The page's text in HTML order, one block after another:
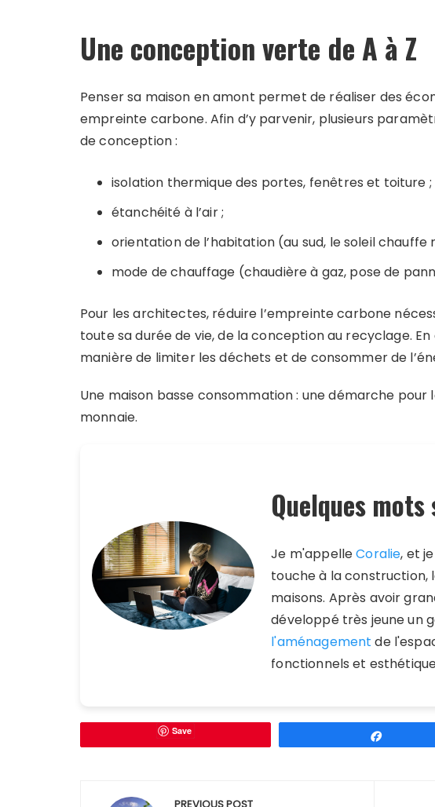
Une conception verte de A à Z
Penser sa maison en amont permet de réaliser des
empreinte carbone. Afin d’y parvenir, plusieurs
de conception :
isolation thermique des portes, fenêtres et toiture ;
étanchéité à l’air ;
orientation de l’habitation (au sud, le soleil
mode de chauffage (chaudière à gaz, pose de
Pour les architectes, réduire l’empreinte carbone
toute sa durée de vie, de la conception au recyclage.
manière de limiter les déchets et de consommer de
Une maison basse consommation : une démarche
monnaie.
Quelques
Je m'appelleCoralie, et
touche à la construction,
maisons. Après avoir
développé très jeune un
l'aménagement de
fonctionnels et
Save
Navigation